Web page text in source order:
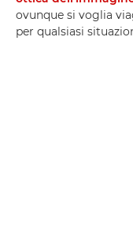
ovunque si voglia
per qualsiasi